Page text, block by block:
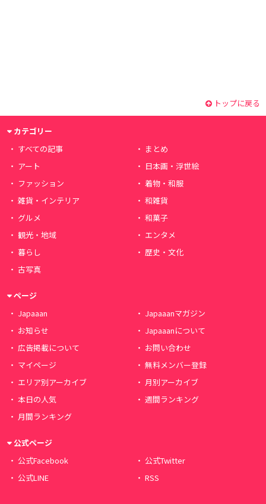
トップに戻る
カテゴリー
すべての記事
まとめ
アート
日本画・浮世絵
ファッション
着物・和服
雑貨・インテリア
和雑貨
グルメ
和菓子
観光・地域
エンタメ
暮らし
歴史・文化
古写真
ページ
Japaaan
Japaaanマガジン
お知らせ
Japaaanについて
広告掲載について
お問い合わせ
マイページ
無料メンバー登録
エリア別アーカイブ
月別アーカイブ
本日の人気
週間ランキング
月間ランキング
公式ページ
公式Facebook
公式Twitter
公式LINE
RSS